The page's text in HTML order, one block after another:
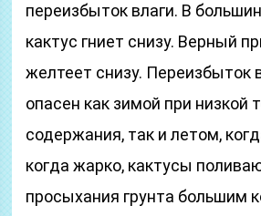
переизбыток влаги. В
кактус гниет снизу. Верный
желтеет снизу. Переизбыток
опасен как зимой при низкой
содержания, так и летом,
когда жарко, кактусы
просыхания грунта большим